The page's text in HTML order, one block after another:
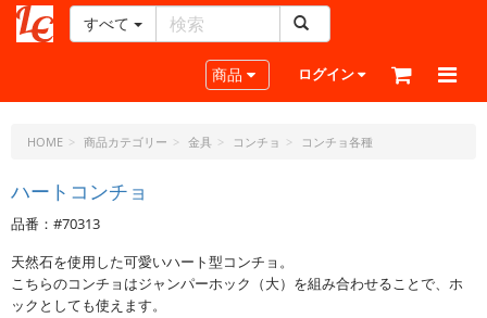
ー
ラ
ト・
ド
ッ
ト・
ジ
ェ
すべて
Toggle navigation
商品 ログイン
HOME 商品カテゴリー 金具 コンチョ コンチョ各種
ハートコンチョ
品番：#70313
天然石を使用した可愛いハート型コンチョ。
こちらのコンチョはジャンパーホック（大）を組み合わせることで、ホ
ックとしても使えます。